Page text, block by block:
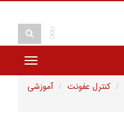
Toggle
کنترل عفونت
آموزشی